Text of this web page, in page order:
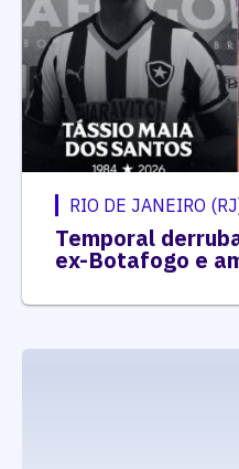
RIO DE JANEIRO
Temporal
ex-Botafogo e